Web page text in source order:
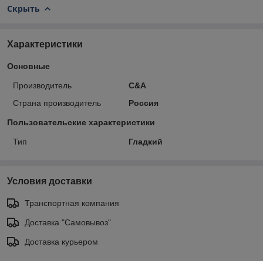
Скрыть
Характеристики
Основные
Производитель
С&A
Страна производитель
Россия
Пользовательские характеристики
Тип Гладкий
Условия доставки
Транспортная компания
Доставка "Самовывоз"
Доставка курьером